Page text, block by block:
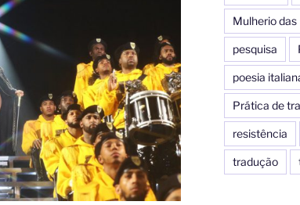
Mulherio das
pesquisa
poesia
Prática de
resistência
tradução